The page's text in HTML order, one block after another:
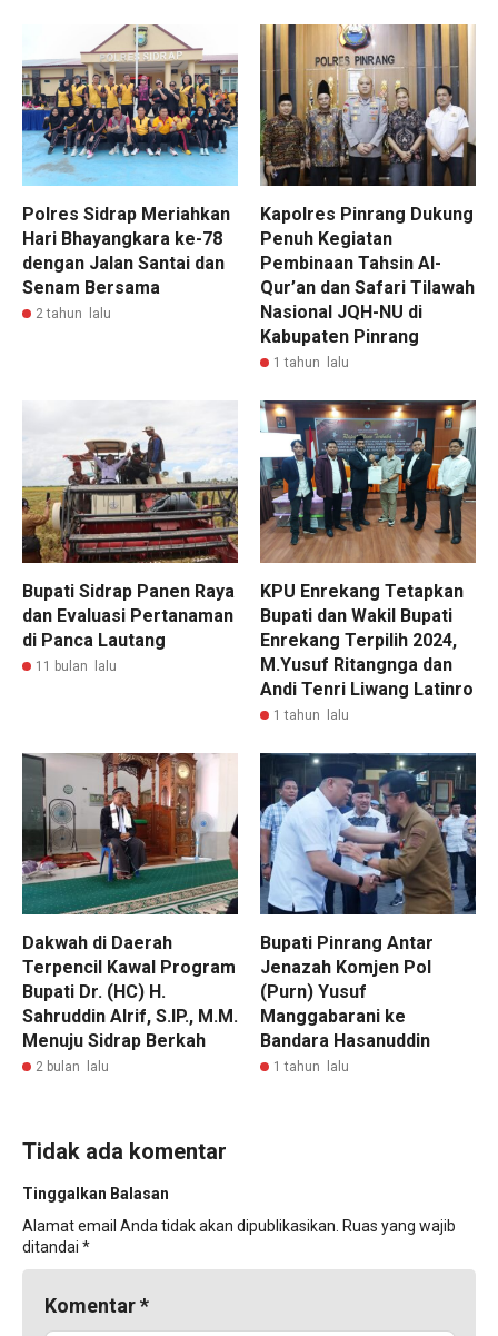
Polres Sidrap Meriahkan
Hari Bhayangkara ke-78
dengan Jalan Santai dan
Senam Bersama
2 tahun lalu
Kapolres Pinrang Dukung
Penuh Kegiatan
Pembinaan Tahsin Al-
Qur’an dan Safari Tilawah
Nasional JQH-NU di
Kabupaten Pinrang
1 tahun lalu
Bupati Sidrap Panen Raya
dan Evaluasi Pertanaman
di Panca Lautang
11 bulan lalu
KPU Enrekang Tetapkan
Bupati dan Wakil Bupati
Enrekang Terpilih 2024,
M.Yusuf Ritangnga dan
Andi Tenri Liwang Latinro
1 tahun lalu
Dakwah di Daerah
Terpencil Kawal Program
Bupati Dr. (HC) H.
Sahruddin Alrif, S.IP., M.M.
Menuju Sidrap Berkah
2 bulan lalu
Bupati Pinrang Antar
Jenazah Komjen Pol
(Purn) Yusuf
Manggabarani ke
Bandara Hasanuddin
1 tahun lalu
Tidak ada komentar
Tinggalkan Balasan
Alamat email Anda tidak akan dipublikasikan. Ruas yang wajib
ditandai *
Komentar*